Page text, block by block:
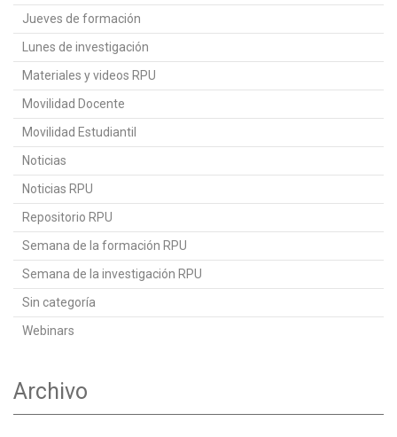
Jueves de formación
Lunes de investigación
Materiales y videos RPU
Movilidad Docente
Movilidad Estudiantil
Noticias
Noticias RPU
Repositorio RPU
Semana de la formación RPU
Semana de la investigación RPU
Sin categoría
Webinars
Archivo